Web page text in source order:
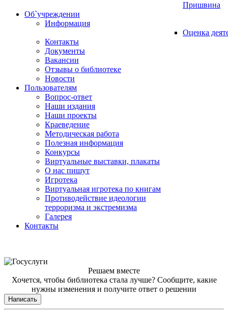
Пришвина
Об`учреждении
Информация
Оценка
Контакты
Документы
Вакансии
Отзывы о библиотеке
Новости
Пользователям
Вопрос-ответ
Наши издания
Наши проекты
Краеведение
Методическая работа
Полезная информация
Конкурсы
Виртуальные выставки, плакаты
О нас пишут
Игротека
Виртуальная игротека по книгам
Противодействие идеологии
терроризма и экстремизма
Галерея
Контакты
Решаем вместе
Хочется, чтобы библиотека стала лучше? Сообщите, какие
нужны изменения и получите ответ о решении
Написать